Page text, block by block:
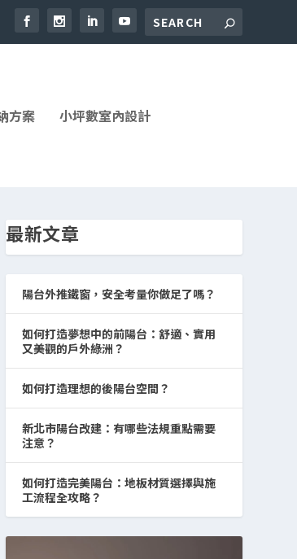
方案
小坪數室內設計
最新文章
陽台外推鐵窗，安全考量你做足了嗎？
如何打造夢想中的前陽台：舒適、實用
又美觀的戶外綠洲？
如何打造理想的後陽台空間？
新北市陽台改建：有哪些法規重點需要
注意？
如何打造完美陽台：地板材質選擇與施
工流程全攻略？